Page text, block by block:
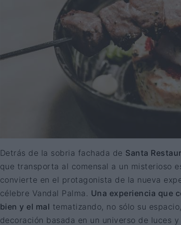
Detrás de la sobria fachada de Santa
que transporta al comensal a un misterioso
convierte en el protagonista de la nueva
célebre Vandal Palma. Una experiencia que
bien y el mal tematizando, no sólo su
decoración basada en un universo de luces